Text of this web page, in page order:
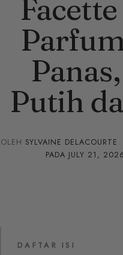
Putih
OLEH SYLVAINE DELACOURTE
PADA JULY 21, 2026
DAFTAR ISI